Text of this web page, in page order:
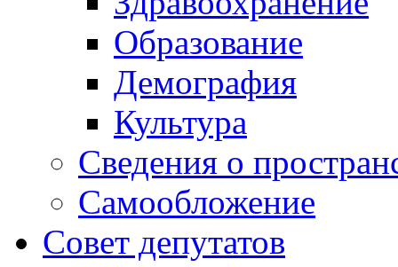
Образование
Демография
Культура
Сведения о
Самообложение
Совет депутатов